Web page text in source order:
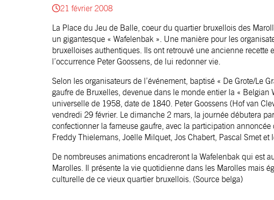
21 février 2008
La Place du Jeu de Balle, coeur du quartier bruxellois des
un gigantesque « Wafelenbak ». Une manière pour les
bruxelloises authentiques. Ils ont retrouvé une ancienne recette
l’occurrence Peter Goossens, de lui redonner vie.
Selon les organisateurs de l’événement, baptisé « De Grote/Le
gaufre de Bruxelles, devenue dans le monde entier la « Belgian
universelle de 1958, date de 1840. Peter Goossens (Hof van
vendredi 29 février. Le dimanche 2 mars, la journée débutera
confectionner la fameuse gaufre, avec la participation
Freddy Thielemans, Joëlle Milquet, Jos Chabert, Pascal Smet et
De nombreuses animations encadreront la Wafelenbak qui est
Marolles. Il présente la vie quotidienne dans les Marolles mais
culturelle de ce vieux quartier bruxellois. (Source belga)